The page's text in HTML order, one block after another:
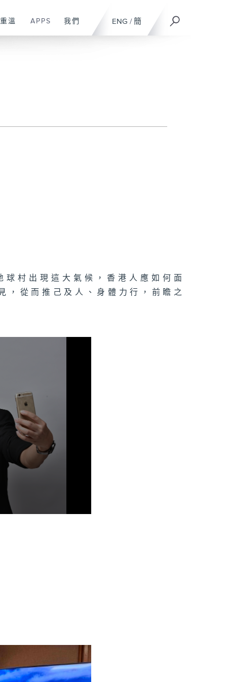
ENG / 簡
重溫 APPS 我們
村出現這大氣候，香港人應如何面
，從而推己及人、身體力行，前瞻之